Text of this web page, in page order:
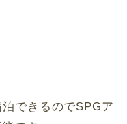
できるのでSPGア